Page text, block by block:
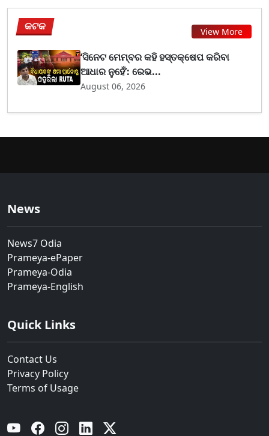
କଟକ View More
‘ସିନେଟ ମେମ୍ବର କହି ହସ୍ତକ୍ଷେପ କରିବା
ଆଧାର ନୁହେଁ’: ରେଭ...
August 06, 2026
News
News7 Odia
Prameya-ePaper
Prameya-Odia
Prameya-English
Quick Links
Contact Us
Privacy Policy
Terms of Usage
YouTube Facebook Instagram Linkedin